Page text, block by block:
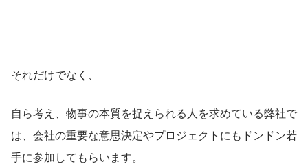
それだけでなく、
自ら考え、物事の本質を捉えられる人を求めている弊社で
は、会社の重要な意思決定やプロジェクトにもドンドン若
手に参加してもらいます。